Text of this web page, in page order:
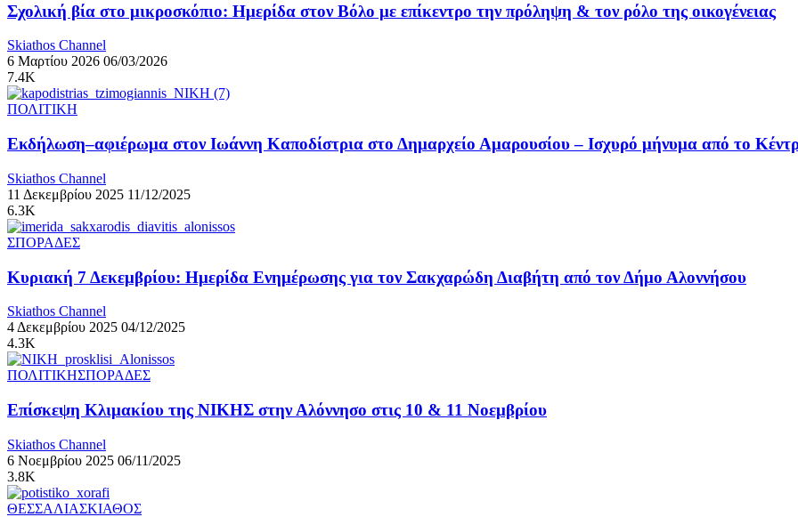
Σχολική βία στο μικροσκόπιο: Ημερίδα στον Βόλο με επίκεντρο την πρόληψη & τον ρόλο της οικογένειας
Skiathos Channel
6 Μαρτίου 2026 06/03/2026
7.4K
ΠΟΛΙΤΙΚΗ
Εκδήλωση–αφιέρωμα στον Ιωάννη Καποδίστρια στο Δημαρχείο Αμαρουσίου – Ισχυρό μήνυμα από το
Skiathos Channel
11 Δεκεμβρίου 2025 11/12/2025
6.3K
ΣΠΟΡΑΔΕΣ
Κυριακή 7 Δεκεμβρίου: Ημερίδα Ενημέρωσης για τον Σακχαρώδη Διαβήτη από τον Δήμο Αλοννήσου
Skiathos Channel
4 Δεκεμβρίου 2025 04/12/2025
4.3K
ΠΟΛΙΤΙΚΗΣΠΟΡΑΔΕΣ
Επίσκεψη Κλιμακίου της ΝΙΚΗΣ στην Αλόννησο στις 10 & 11 Νοεμβρίου
Skiathos Channel
6 Νοεμβρίου 2025 06/11/2025
3.8K
ΘΕΣΣΑΛΙΑΣΚΙΑΘΟΣ